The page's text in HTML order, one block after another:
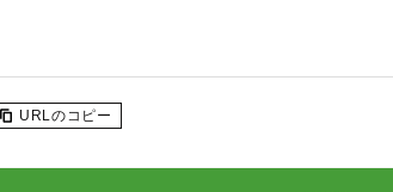
URLのコピー